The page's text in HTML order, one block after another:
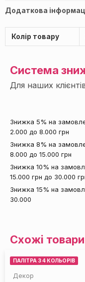
Додаткова
Колір товару
Система
Для наших
Знижка 5% на
2.000 до 8.000 грн
Знижка 8% на
8.000 до 15.000 грн
Знижка 10% на
15.000 грн до 30.000
Знижка 15% на
30.000
Схожі товари
ПАЛІТРА З 4 КОЛЬОРІВ
Декор